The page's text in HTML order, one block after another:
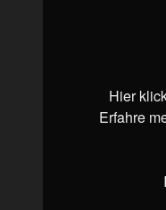
Hier
Erfahre